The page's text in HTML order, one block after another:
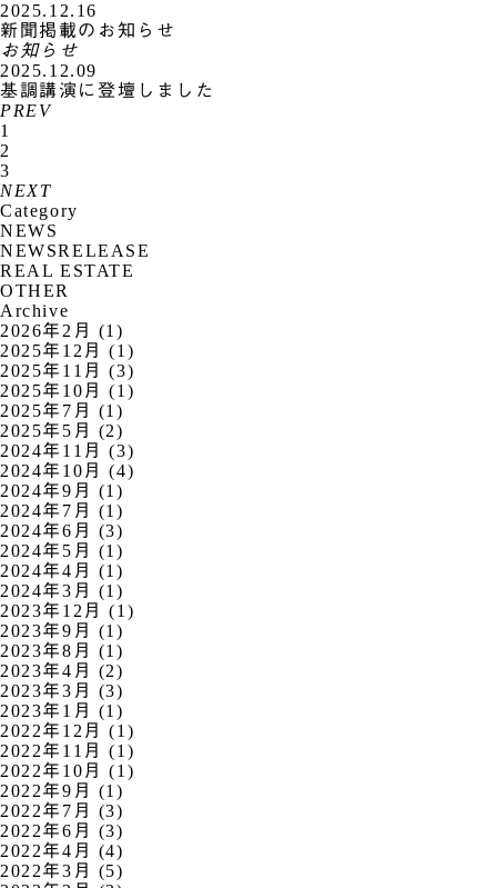
2025.12.16
新聞掲載のお知らせ
お知らせ
2025.12.09
基調講演に登壇しました
PREV
1
2
3
NEXT
Category
NEWS
NEWSRELEASE
REAL ESTATE
OTHER
Archive
2026年2月 (1)
2025年12月 (1)
2025年11月 (3)
2025年10月 (1)
2025年7月 (1)
2025年5月 (2)
2024年11月 (3)
2024年10月 (4)
2024年9月 (1)
2024年7月 (1)
2024年6月 (3)
2024年5月 (1)
2024年4月 (1)
2024年3月 (1)
2023年12月 (1)
2023年9月 (1)
2023年8月 (1)
2023年4月 (2)
2023年3月 (3)
2023年1月 (1)
2022年12月 (1)
2022年11月 (1)
2022年10月 (1)
2022年9月 (1)
2022年7月 (3)
2022年6月 (3)
2022年4月 (4)
2022年3月 (5)